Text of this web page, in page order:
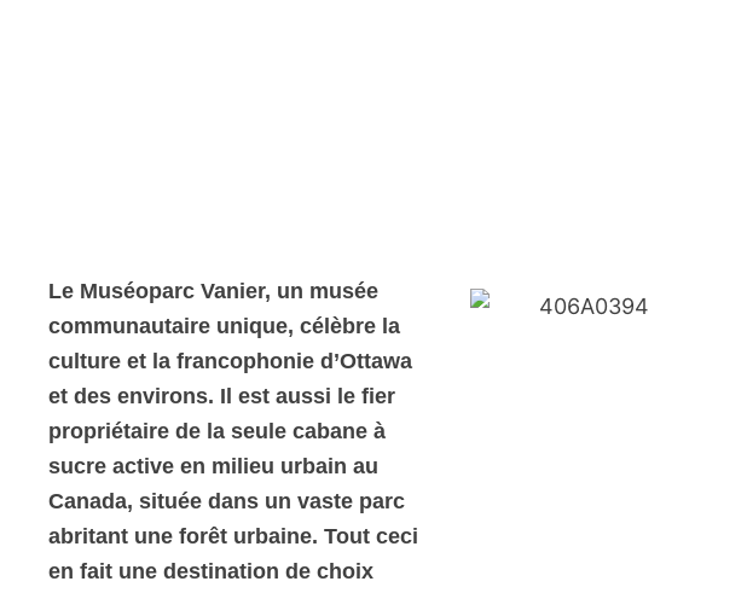
Le Muséoparc Vanier, un musée
communautaire unique, célèbre la
culture et la francophonie d’Ottawa
et des environs. Il est aussi le fier
propriétaire de la seule cabane à
sucre active en milieu urbain au
Canada, située dans un vaste parc
abritant une forêt urbaine. Tout ceci
en fait une destination de choix